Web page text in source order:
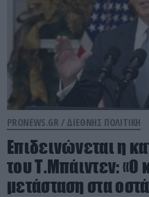
PRONEWS.GR / ΔΙΕΘΝΗΣ ΠΟΛΙΤΙΚΗ
Επιδεινώνεται η
του Τ.Μπάιντεν: «Ο
μετάσταση στα